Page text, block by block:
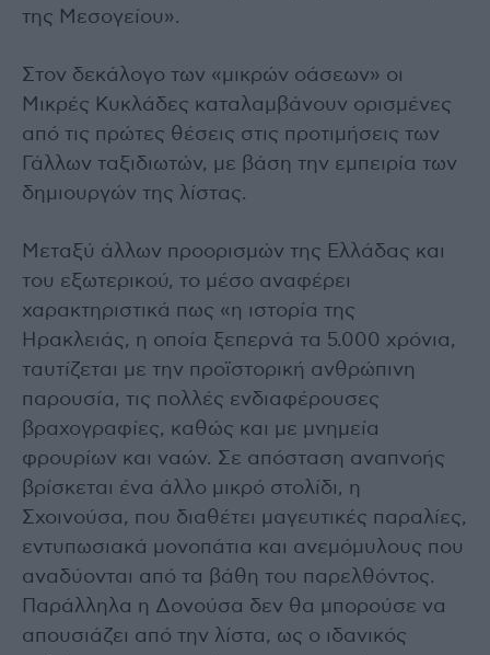
της Μεσογείου».
Στον δεκάλογο των «μικρών οάσεων» οι
Μικρές Κυκλάδες καταλαμβάνουν ορισμένες
από τις πρώτες θέσεις στις προτιμήσεις των
Γάλλων ταξιδιωτών, με βάση την εμπειρία των
δημιουργών της λίστας.
Μεταξύ άλλων προορισμών της Ελλάδας και
του εξωτερικού, το μέσο αναφέρει
χαρακτηριστικά πως «η ιστορία της
Ηρακλειάς, η οποία ξεπερνά τα 5.000 χρόνια,
ταυτίζεται με την προϊστορική ανθρώπινη
παρουσία, τις πολλές ενδιαφέρουσες
βραχογραφίες, καθώς και με μνημεία
φρουρίων και ναών. Σε απόσταση αναπνοής
βρίσκεται ένα άλλο μικρό στολίδι, η
Σχοινούσα, που διαθέτει μαγευτικές παραλίες,
εντυπωσιακά μονοπάτια και ανεμόμυλους που
αναδύονται από τα βάθη του παρελθόντος.
Παράλληλα η Δονούσα δεν θα μπορούσε να
απουσιάζει από την λίστα, ως ο ιδανικός